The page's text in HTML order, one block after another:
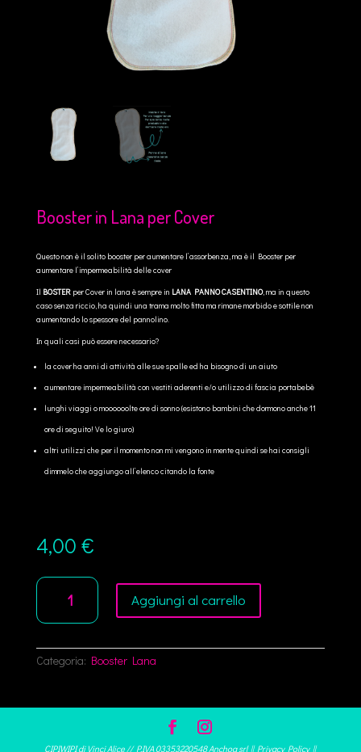
Booster in Lana per Cover
Questo non è il solito booster per aumentare l’assorbenza, ma è il Booster per
aumentare l’impermeabilità delle cover
Il BOSTERper Cover in lana è sempre in LANA PANNO CASENTINO, ma in questo
caso senza riccio, ha quindi una trama molto fitta ma rimane morbido e sottile non
aumentando lo spessore del pannolino.
In quali casi può essere necessario?
la cover ha anni di attività alle sue spalle ed ha bisogno di un aiuto
aumentare impermeabilità con vestiti aderenti e/o utilizzo di fascia portabebè
lunghi viaggi o moooooolte ore di sonno (esistono bambini che dormono anche 11
ore di seguito! Ve lo giuro)
altri utilizzi che per il momento non mi vengono in mente quindi se hai consigli
dimmelo che aggiungo all’elenco citando la fonte
4,00 €
Booster
per
quantità
Aggiungi al carrello
Categoria: Booster Lana
CIPIWIPI di Vinci Alice // P.IVA 03353220548 Anchoa srl || Privacy Policy||